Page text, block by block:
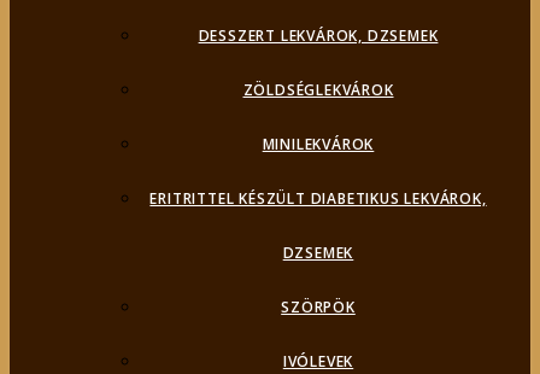
DESSZERT LEKVÁROK, DZSEMEK
ZÖLDSÉGLEKVÁROK
MINILEKVÁROK
ERITRITTEL KÉSZÜLT DIABETIKUS LEKVÁROK,
DZSEMEK
SZÖRPÖK
IVÓLEVEK